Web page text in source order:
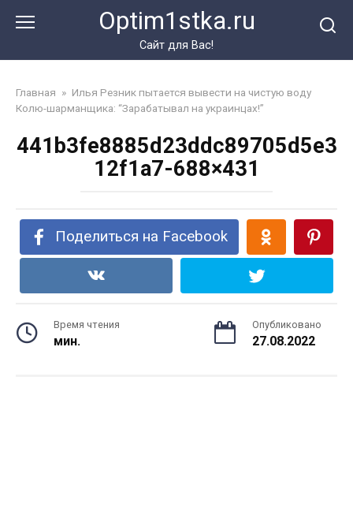
Optim1stka.ru
Сайт для Вас!
Главная » Илья Резник пытается вывести на чистую воду
Колю-шарманщика: “Зарабатывал на украинцах!”
441b3fe8885d23ddc89705d5e3
12f1a7-688×431
Поделиться на Facebook
Время чтения
мин.
Опубликовано
27.08.2022